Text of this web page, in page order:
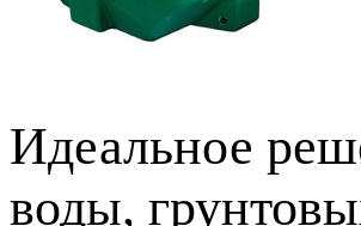
Идеальное
воды,